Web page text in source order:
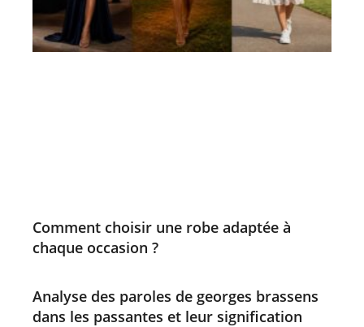
Comment choisir une robe adaptée à
chaque occasion ?
Analyse des paroles de georges brassens
dans les passantes et leur signification